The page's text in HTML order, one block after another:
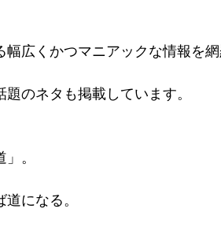
広くかつマニアックな情報を
のネタも掲載しています。
。
になる。